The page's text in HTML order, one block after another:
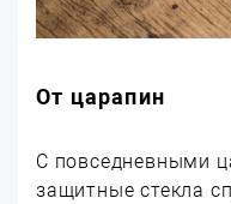
От царапин
С повседневными
защитные стекла